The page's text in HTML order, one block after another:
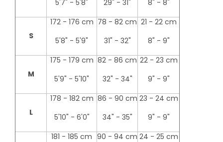
5'7" - 5'8" 29" - 31" 8" - 8"
S
172 - 176 cm
5'8" - 5'9"
78 - 82 cm
31" - 32"
21 - 22 cm
8" - 9"
M
175 - 179 cm
5'9" - 5'10"
82 - 86 cm
32" - 34"
22 - 23 cm
9" - 9"
L
178 - 182 cm
5'10" - 6'0"
86 - 90 cm
34" - 35"
23 - 24 cm
9" - 9"
181 - 185 cm 90 - 94 cm 24 - 25 cm